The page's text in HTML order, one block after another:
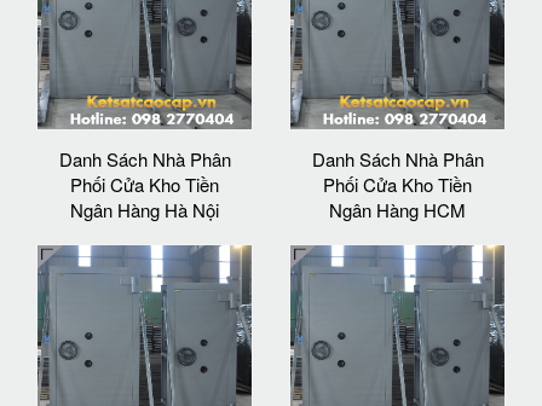
Danh Sách Nhà Phân
Phối Cửa Kho Tiền
Ngân Hàng Hà Nội
Danh Sách Nhà Phân
Phối Cửa Kho Tiền
Ngân Hàng HCM